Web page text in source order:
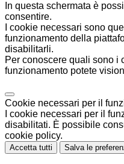
In questa schermata è
consentire.
I cookie necessari sono
funzionamento della
disabilitarli.
Per conoscere quali sono i
funzionamento potete
Cookie necessari per il
I cookie necessari per il
disabilitati. È possibile
cookie policy.
Accetta tutti Salva le